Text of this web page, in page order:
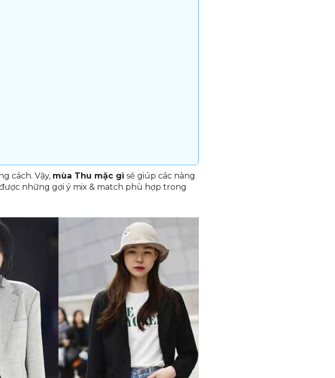
cách. Vậy, mùa Thu mặc gì sẽ giúp các nàng
những gợi ý mix & match phù hợp trong